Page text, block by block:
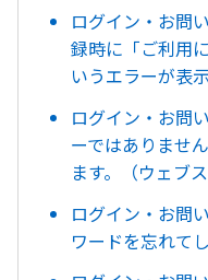
ログイン・お問
録時に「ご利用
いうエラーが表
ログイン・お問
ーではありませ
ます。（ウェブス
ログイン・お問
ワードを忘れて